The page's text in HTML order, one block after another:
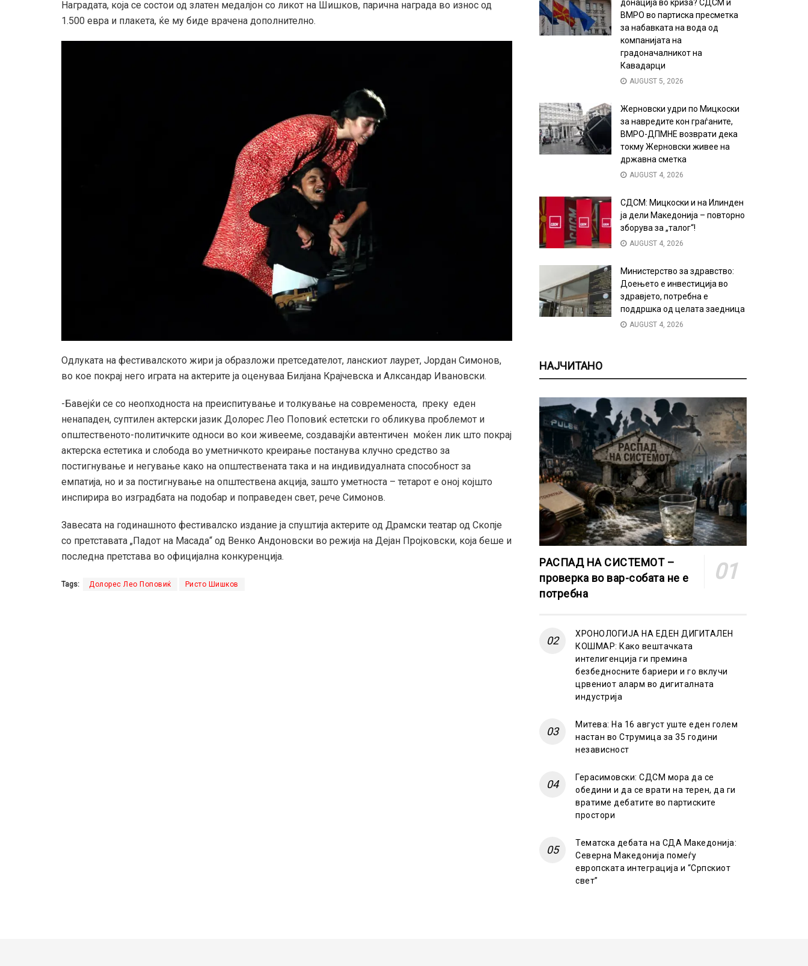
Наградата, која се состои од златен медалјон со ликот на Шишков, парична награда во износ од
1.500 евра и плакета, ќе му биде врачена дополнително.
Одлуката на фестивалското жири ја образложи претседателот, ланскиот лаурет, Јордан Симонов,
во кое покрај него играта на актерите ја оценуваа Билјана Крајчевска и Алксандар Ивановски.
-Бавејќи се со неопходноста на преиспитување и толкување на современоста, преку еден
ненападен, суптилен актерски јазик Долорес Лео Поповиќ естетски го обликува проблемот и
општественото-политичките односи во кои живееме, создавајќи автентичен моќен лик што покрај
актерска естетика и слобода во уметничкото креирање постанува клучно средство за
постигнување и негување како на општествената така и на индивидуалната способност за
емпатија, но и за постигнување на општествена акција, зашто уметноста – тетарот е оној којшто
инспирира во изградбата на подобар и поправеден свет, рече Симонов.
Завесата на годинашното фестивалско издание ја спуштија актерите од Драмски театар од Скопје
со претставата „Падот на Масада“ од Венко Андоновски во режија на Дејан Пројковски, која беше и
последна претстава во официјална конкуренција.
Tags: Долорес Лео Поповиќ Ристо Шишков
донација во криза? СДСМ и
ВМРО во партиска пресметка
за набавката на вода од
компанијата на
градоначалникот на
Кавадарци
AUGUST 5, 2026
Жерновски удри по Мицкоски
за навредите кон граѓаните,
ВМРО-ДПМНЕ возврати дека
токму Жерновски живее на
државна сметка
AUGUST 4, 2026
СДСМ: Мицкоски и на Илинден
ја дели Македонија – повторно
зборува за „талог“!
AUGUST 4, 2026
Министерство за здравство:
Доењето е инвестиција во
здравјето, потребна е
поддршка од целата заедница
AUGUST 4, 2026
НАЈЧИТАНО
РАСПАД НА СИСТЕМОТ –
проверка во вар-собата не е
потребна
ХРОНОЛОГИЈА НА ЕДЕН ДИГИТАЛЕН
КОШМАР: Како вештачката
интелигенција ги премина
безбедносните бариери и го вклучи
црвениот аларм во дигиталната
индустрија
Митева: На 16 август уште еден голем
настан во Струмица за 35 години
независност
Герасимовски: СДСМ мора да се
обедини и да се врати на терен, да ги
вратиме дебатите во партиските
простори
Тематска дебата на СДА Македонија:
Северна Македонија помеѓу
европската интеграција и “Српскиот
свет”